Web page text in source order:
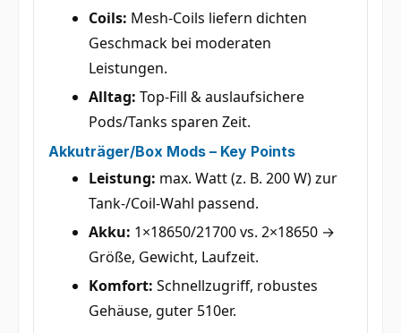
Coils: Mesh-Coils liefern dichten
Geschmack bei moderaten
Leistungen.
Alltag: Top-Fill & auslaufsichere
Pods/Tanks sparen Zeit.
Akkuträger/Box Mods – Key Points
Leistung: max. Watt (z. B. 200 W) zur
Tank-/Coil-Wahl passend.
Akku: 1×18650/21700 vs. 2×18650 →
Größe, Gewicht, Laufzeit.
Komfort: Schnellzugriff, robustes
Gehäuse, guter 510er.